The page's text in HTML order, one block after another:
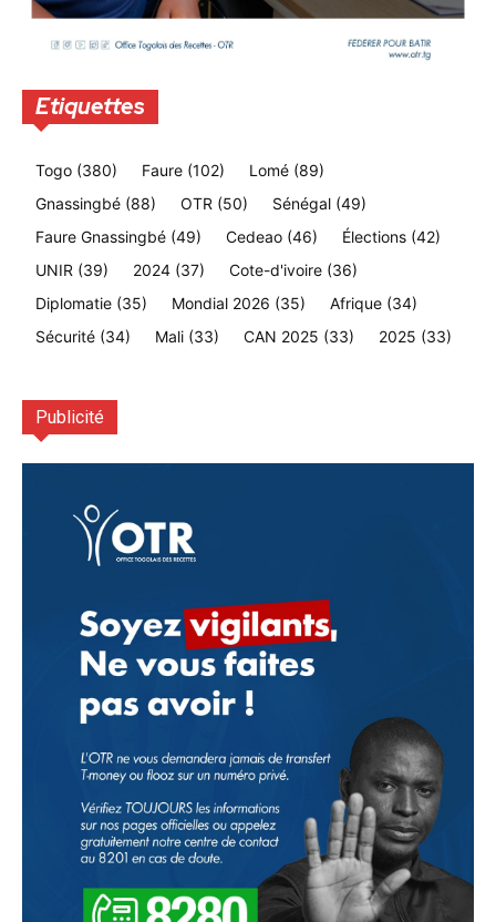
Etiquettes
Togo (380) Faure (102) Lomé (89)
Gnassingbé (88) OTR (50) Sénégal (49)
Faure Gnassingbé (49) Cedeao (46) Élections (42)
UNIR (39) 2024 (37) Cote-d'ivoire (36)
Diplomatie (35) Mondial 2026 (35) Afrique (34)
Sécurité (34) Mali (33) CAN 2025 (33) 2025 (33)
Publicité